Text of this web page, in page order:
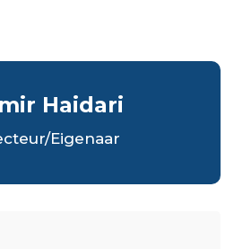
Haidari
Eigenaar